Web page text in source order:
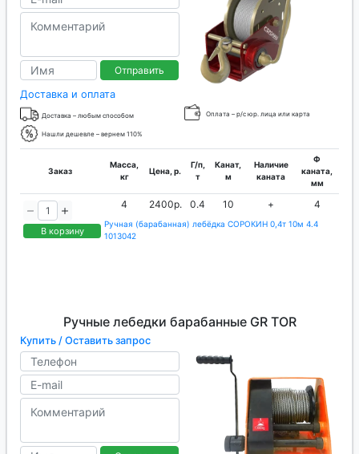
Отправить
Доставка и оплата
Доставка – любым способом Оплата – р/с юр. лица или карта
Нашли дешевле – вернем 110%
Заказ
Масса,
кг
Цена, р.
Г/п,
т
Канат,
м
Наличие
каната
Ф
каната,
мм
В корзину
4 2400р. 0.4 10 + 4
Ручная (барабанная) лебёдка СОРОКИН 0,4т 10м 4.4
1013042
Ручные лебедки барабанные GR TOR
Купить / Оставить запрос